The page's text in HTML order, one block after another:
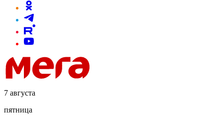
7 августа
пятница